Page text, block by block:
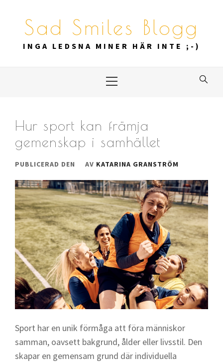
innehållSad Smiles Blogg
INGA LEDSNA MINER HÄR INTE ;-)
meny
Hur sport kan främja
gemenskap i samhället
PUBLICERAD DEN AV KATARINA GRANSTRÖM
Sport har en unik förmåga att föra människor
samman, oavsett bakgrund, ålder eller livsstil. Den
skapar en gemensam grund där individuella